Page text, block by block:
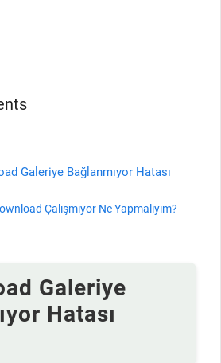
Galeriye Bağlanmıyor Hatası
Çalışmıyor Ne Yapmalıyım?
Galeriye
Hatası